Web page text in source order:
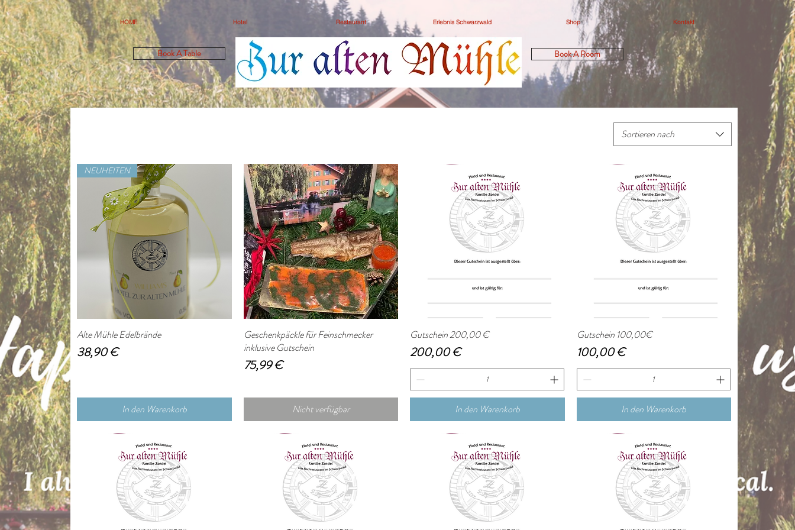
HOME Hotel Restaurant Erlebnis Schwarzwald Shop Kontakt
Book A Table Book A Room
Sortieren nach
Schnellansicht
NEUHEITEN
Alte Mühle Edelbrände
Preis
38,90 €
In den Warenkorb
Schnellansicht
Geschenkpäckle für Feinschmecker
inklusive Gutschein
Preis
75,99 €
Nicht verfügbar
Schnellansicht
Gutschein 200,00 €
Preis
200,00 €
In den Warenkorb
Schnellansicht
Gutschein 100,00€
Preis
100,00 €
In den Warenkorb